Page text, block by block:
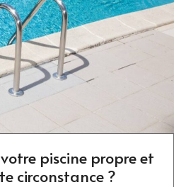
piscine propre et
circonstance ?